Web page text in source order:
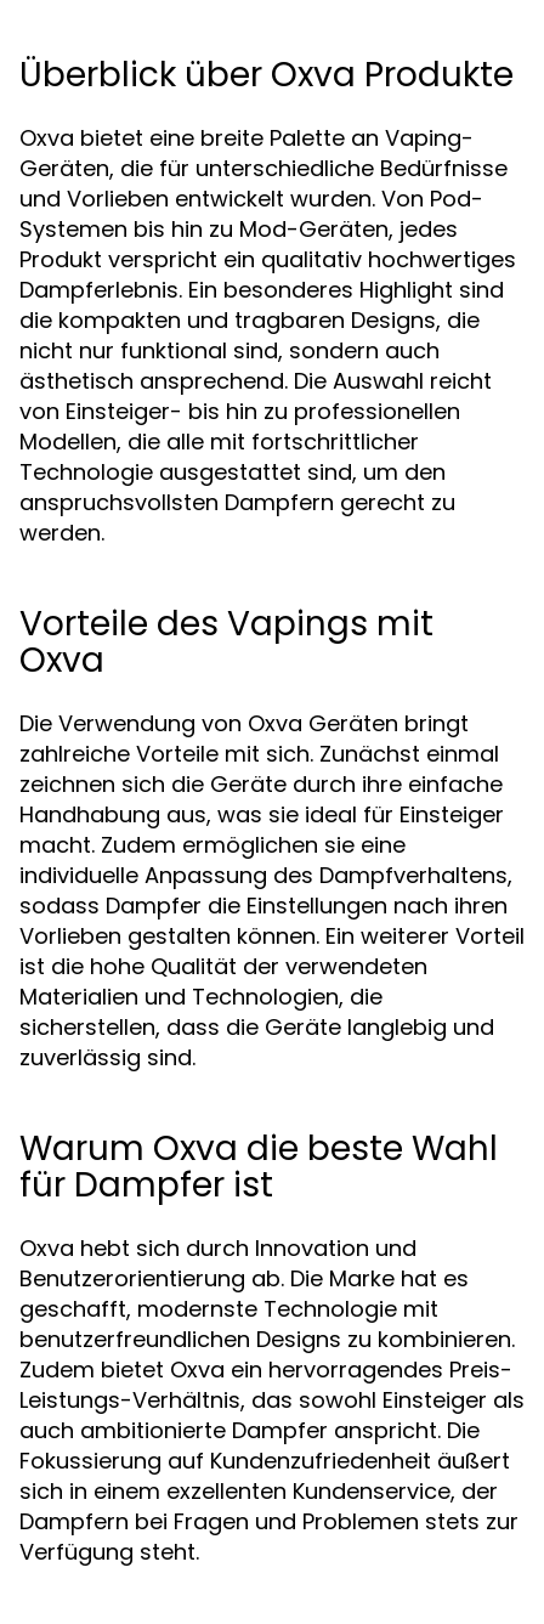
Überblick über Oxva Produkte
Oxva bietet eine breite Palette an Vaping-
Geräten, die für unterschiedliche Bedürfnisse
und Vorlieben entwickelt wurden. Von Pod-
Systemen bis hin zu Mod-Geräten, jedes
Produkt verspricht ein qualitativ hochwertiges
Dampferlebnis. Ein besonderes Highlight sind
die kompakten und tragbaren Designs, die
nicht nur funktional sind, sondern auch
ästhetisch ansprechend. Die Auswahl reicht
von Einsteiger- bis hin zu professionellen
Modellen, die alle mit fortschrittlicher
Technologie ausgestattet sind, um den
anspruchsvollsten Dampfern gerecht zu
werden.
Vorteile des Vapings mit
Oxva
Die Verwendung von Oxva Geräten bringt
zahlreiche Vorteile mit sich. Zunächst einmal
zeichnen sich die Geräte durch ihre einfache
Handhabung aus, was sie ideal für Einsteiger
macht. Zudem ermöglichen sie eine
individuelle Anpassung des Dampfverhaltens,
sodass Dampfer die Einstellungen nach ihren
Vorlieben gestalten können. Ein weiterer Vorteil
ist die hohe Qualität der verwendeten
Materialien und Technologien, die
sicherstellen, dass die Geräte langlebig und
zuverlässig sind.
Warum Oxva die beste Wahl
für Dampfer ist
Oxva hebt sich durch Innovation und
Benutzerorientierung ab. Die Marke hat es
geschafft, modernste Technologie mit
benutzerfreundlichen Designs zu kombinieren.
Zudem bietet Oxva ein hervorragendes Preis-
Leistungs-Verhältnis, das sowohl Einsteiger als
auch ambitionierte Dampfer anspricht. Die
Fokussierung auf Kundenzufriedenheit äußert
sich in einem exzellenten Kundenservice, der
Dampfern bei Fragen und Problemen stets zur
Verfügung steht.